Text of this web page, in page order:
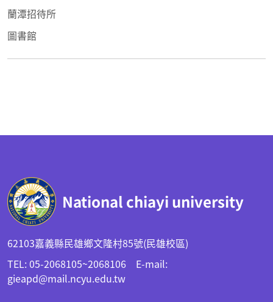
蘭潭招待所
圖書館
National chiayi university
62103嘉義縣民雄鄉文隆村85號(民雄校區)
TEL: 05-2068105~2068106 E-mail:
gieapd@mail.ncyu.edu.tw